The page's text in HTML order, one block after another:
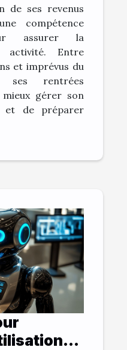
de ses revenus
compétence
assurer la
activité. Entre
et imprévus du
ses rentrées
gérer son
et de préparer